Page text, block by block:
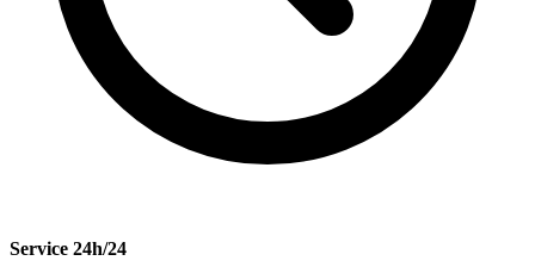
Service 24h/24